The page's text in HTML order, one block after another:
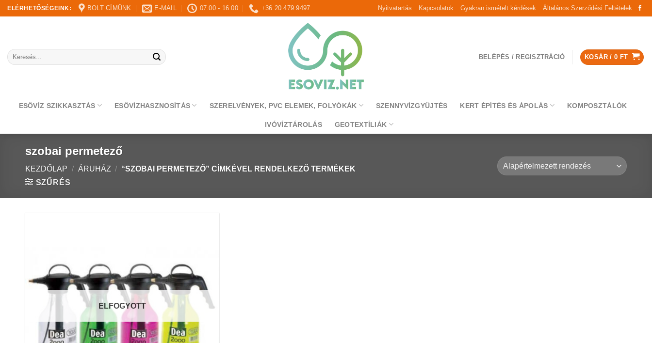
Skip
to
ELÉRHETŐSÉGEINK: BOLT CÍMÜNK E-MAIL 07:00 - 16:00 +36 20 479 9497 Nyitvatartás Kapcsolatok Gyakran ismételt kérdések Általános Szerződési Feltételek
Keresés
a
BELÉPÉS / REGISZTRÁCIÓ KOSÁR /0 FT
ESŐVÍZ SZIKKASZTÁS ESŐVÍZHASZNOSÍTÁS SZERELVÉNYEK, PVC ELEMEK, FOLYÓKÁK SZENNYVÍZGYŰJTÉS KERT ÉPÍTÉS ÉS ÁPOLÁS KOMPOSZTÁLÓK
IVÓVÍZTÁROLÁS GEOTEXTÍLIÁK
szobai permetező
KEZDŐLAP / ÁRUHÁZ / “SZOBAI PERMETEZŐ” CÍMKÉVEL RENDELKEZŐ TERMÉKEK
SZŰRÉS
ELFOGYOTT